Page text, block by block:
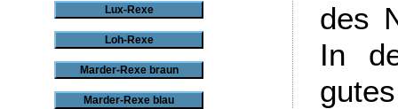
Lux-Rexe
Loh-Rexe
Marder-Rexe braun
Marder-Rexe blau
des
In